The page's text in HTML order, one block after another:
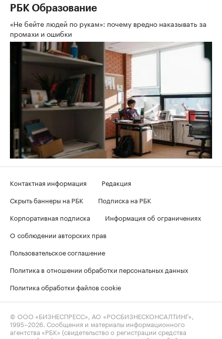
РБК Образование
«Не бейте людей по рукам»: почему вредно наказывать за
промахи и ошибки
Контактная информация
Редакция
Скрыть баннеры на РБК
Подписка на РБК
Корпоративная подписка
Информация об ограничениях
О соблюдении авторских прав
Пользовательское соглашение
Политика в отношении обработки персональных данных
Политика обработки файлов cookie
© ООО «БИЗНЕСПРЕСС», АО «РОСБИЗНЕСКОНСАЛТИНГ»,
1995–2026 . Сообщения и материалы информационного
агентства «РБК» (свидетельство о регистрации средства